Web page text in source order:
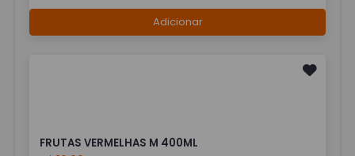
Adicionar
FRUTAS VERMELHAS M 400ML